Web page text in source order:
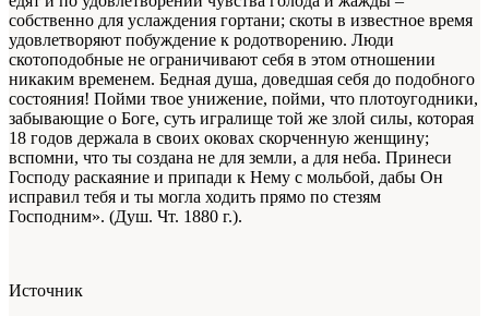
собственно для услаждения гортани; скоты в известное время
удовлетворяют побуждение к родотворению. Люди
скотоподобные не ограничивают себя в этом отношении
никаким временем. Бедная душа, доведшая себя до подобного
состояния! Пойми твое унижение, пойми, что плотоугодники,
забывающие о Боге, суть игралище той же злой силы, которая
18 годов держала в своих оковах скорченную женщину;
вспомни, что ты создана не для земли, а для неба. Принеси
Господу раскаяние и припади к Нему с мольбой, дабы Он
исправил тебя и ты могла ходить прямо по стезям
Господним». (Душ. Чт. 1880 г.).
Источник